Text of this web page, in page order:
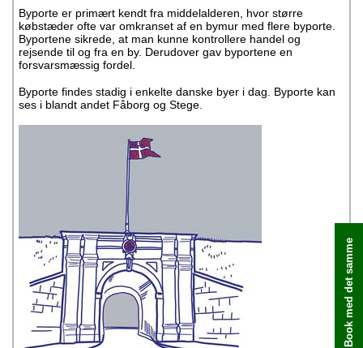
Byporte er primært kendt fra middelalderen, hvor større
købstæder ofte var omkranset af en bymur med flere byporte.
Byportene sikrede, at man kunne kontrollere handel og
rejsende til og fra en by. Derudover gav byportene en
forsvarsmæssig fordel.
Byporte findes stadig i enkelte danske byer i dag. Byporte kan
ses i blandt andet Fåborg og Stege.
Book med det samme